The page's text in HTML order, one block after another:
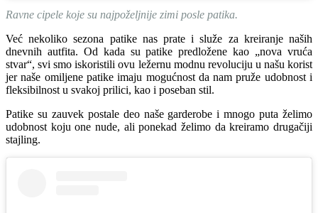
Ravne cipele koje su najpoželjnije zimi posle patika.
Već nekoliko sezona patike nas prate i služe za kreiranje naših
dnevnih autfita. Od kada su patike predložene kao „nova vruća
stvar“, svi smo iskoristili ovu ležernu modnu revoluciju u našu korist
jer naše omiljene patike imaju mogućnost da nam pruže udobnost i
fleksibilnost u svakoj prilici, kao i poseban stil.
Patike su zauvek postale deo naše garderobe i mnogo puta želimo
udobnost koju one nude, ali ponekad želimo da kreiramo drugačiji
stajling.